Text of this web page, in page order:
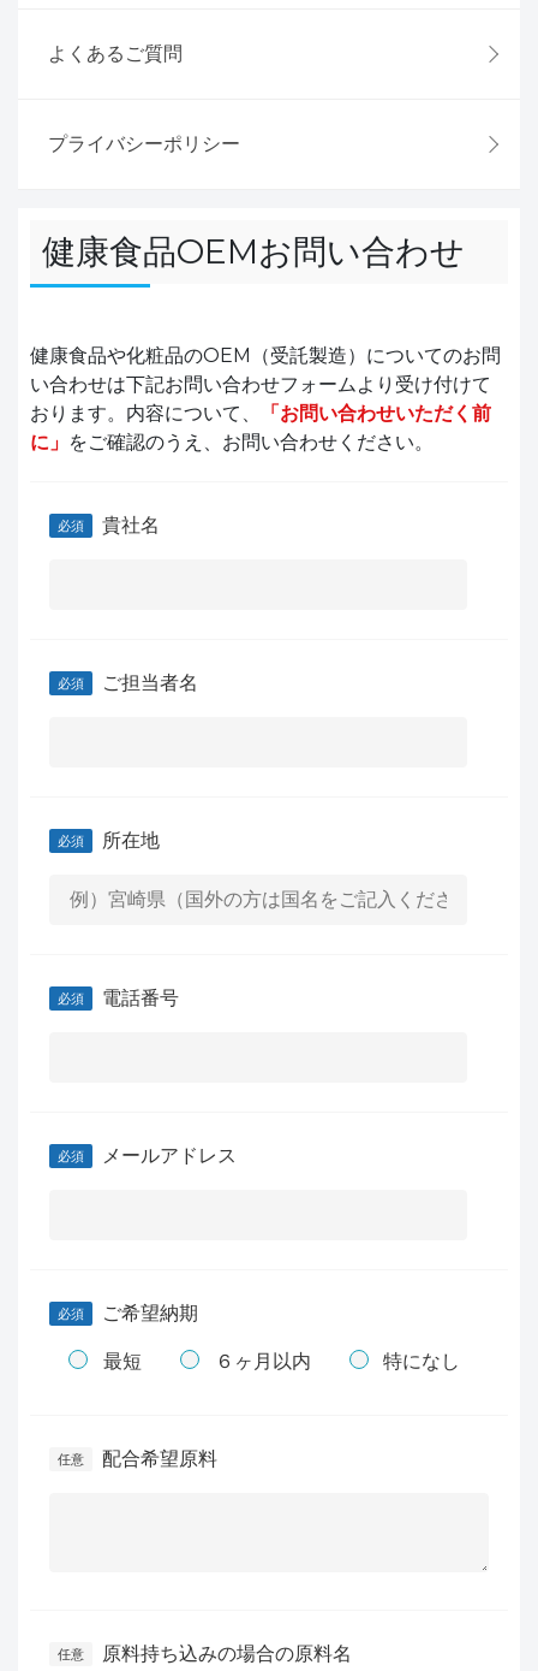
よくあるご質問
プライバシーポリシー
健康食品OEMお問い合わせ
健康食品や化粧品のOEM（受託製造）についてのお問
い合わせは下記お問い合わせフォームより受け付けて
おります。内容について、
「お問い合わせいただく前
に」 をご確認のうえ、お問い合わせください。
貴社名
ご担当者名
所在地
電話番号
メールアドレス
ご希望納期
最短 ６ヶ月以内 特になし
配合希望原料
原料持ち込みの場合の原料名